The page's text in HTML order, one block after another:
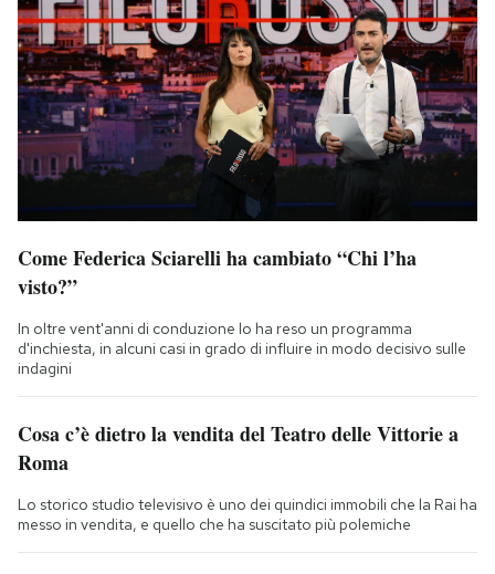
Come Federica Sciarelli ha cambiato “Chi l’ha
visto?”
In oltre vent'anni di conduzione lo ha reso un programma
d'inchiesta, in alcuni casi in grado di influire in modo decisivo sulle
indagini
Cosa c’è dietro la vendita del Teatro delle Vittorie a
Roma
Lo storico studio televisivo è uno dei quindici immobili che la Rai ha
messo in vendita, e quello che ha suscitato più polemiche